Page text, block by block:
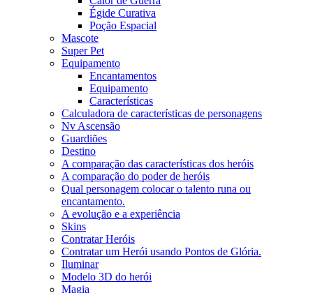
Égide Curativa
Poção Espacial
Mascote
Super Pet
Equipamento
Encantamentos
Equipamento
Características
Calculadora de características de personagens
Nv Ascensão
Guardiões
Destino
A comparação das características dos heróis
A comparação do poder de heróis
Qual personagem colocar o talento runa ou
encantamento.
A evolução e a experiência
Skins
Contratar Heróis
Contratar um Herói usando Pontos de Glória.
Iluminar
Modelo 3D do herói
Magia